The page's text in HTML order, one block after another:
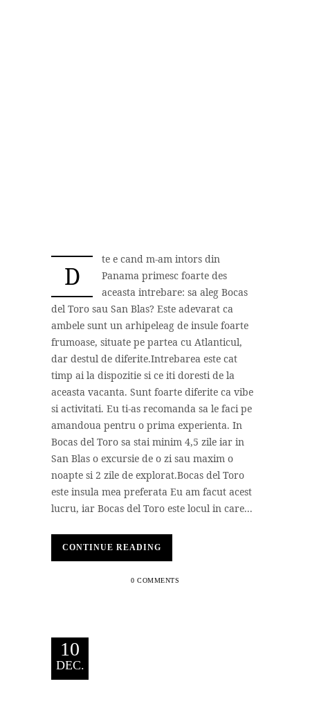
te
D
e cand m-am intors din
Panama primesc foarte des
aceasta intrebare: sa aleg Bocas
del Toro sau San Blas? Este adevarat ca
ambele sunt un arhipeleag de insule foarte
frumoase, situate pe partea cu Atlanticul,
dar destul de diferite.Intrebarea este cat
timp ai la dispozitie si ce iti doresti de la
aceasta vacanta. Sunt foarte diferite ca vibe
si activitati. Eu ti-as recomanda sa le faci pe
amandoua pentru o prima experienta. In
Bocas del Toro sa stai minim 4,5 zile iar in
San Blas o excursie de o zi sau maxim o
noapte si 2 zile de explorat.Bocas del Toro
este insula mea preferata Eu am facut acest
lucru, iar Bocas del Toro este locul in care...
CONTINUE READING
0 COMMENTS
10
DEC.